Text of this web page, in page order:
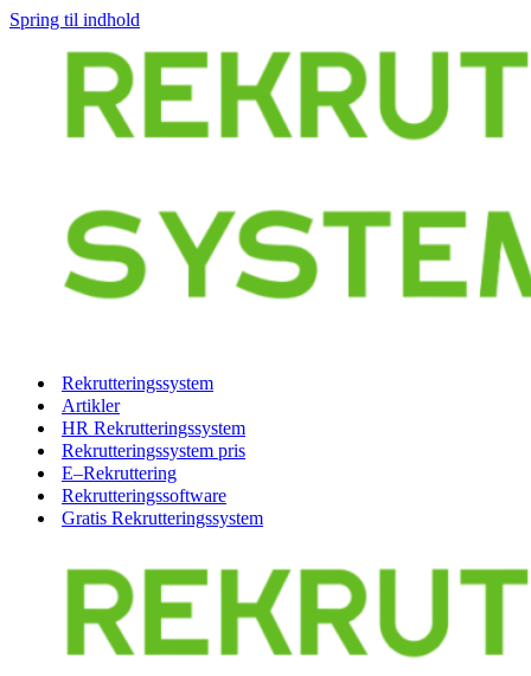
Spring til indhold
Rekrutteringssystem
Artikler
HR Rekrutteringssystem
Rekrutteringssystem pris
E–Rekruttering
Rekrutteringssoftware
Gratis Rekrutteringssystem